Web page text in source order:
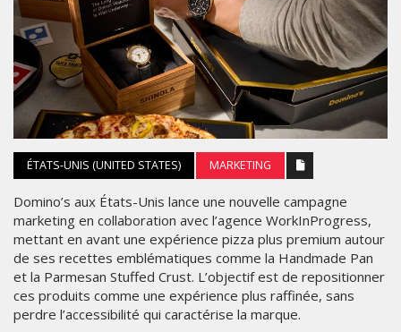
ÉTATS-UNIS (UNITED STATES) MARKETING
Domino’s aux États-Unis lance une nouvelle campagne
marketing en collaboration avec l’agence WorkInProgress,
mettant en avant une expérience pizza plus premium autour
de ses recettes emblématiques comme la Handmade Pan
et la Parmesan Stuffed Crust. L’objectif est de repositionner
ces produits comme une expérience plus raffinée, sans
perdre l’accessibilité qui caractérise la marque.